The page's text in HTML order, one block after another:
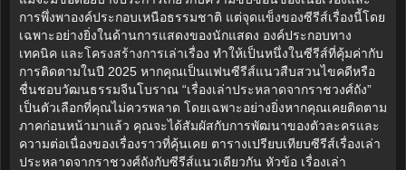
การพึ่งพาองค์ประกอบเหนือธรรมชาติ แต่จุดแข็งของซีรีส์เรื่องนี้โดย
เฉพาะอย่างยิ่งในด้านการแสดงของนักแสดง องค์ประกอบทาง
เทคนิค และโครงสร้างการเล่าเรื่อง ทำให้เป็นหนึ่งในซีรีส์ที่คุ้มค่ากับ
การติดตามในปี 2025 หากคุณเป็นแฟนซีรีส์แนวสืบสวนไขคดีหรือ
ชื่นชอบวัฒนธรรมจีนโบราณ “เรื่องเล่าประหลาดจากราชวงศ์ถัง”
เป็นตัวเลือกที่คุณไม่ควรพลาด โดยเฉพาะอย่างยิ่งหากคุณเคยติดตาม
ภาคก่อนหน้ามาแล้ว คุณจะได้สัมผัสกับการพัฒนาของตัวละครและ
ความต่อเนื่องของเรื่องราวที่คุ้นเคย ตารางเปรียบเทียบซีรีส์เรื่องเล่า
ประหลาดจากราชวงศ์ถังกับซีรีส์แนวเดียวกัน หัวข้อ เรื่องเล่า